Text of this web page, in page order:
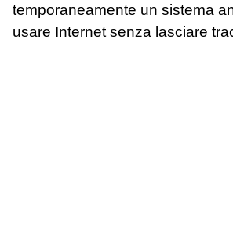
temporaneamente un sistema
usare Internet senza lasciare